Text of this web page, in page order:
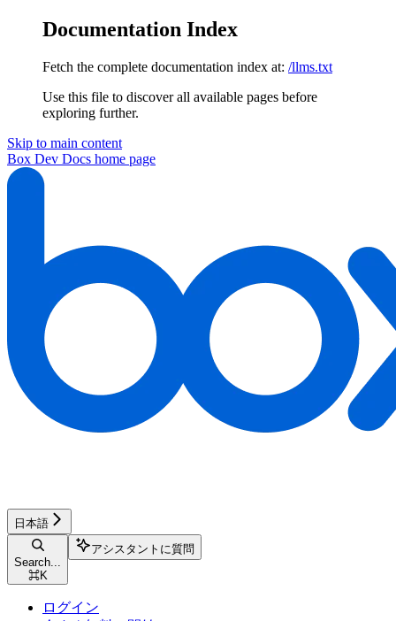
Documentation Index
Fetch the complete documentation index at: /llms.txt
Use this file to discover all available pages before
exploring further.
Skip to main content
Box Dev Docs home page
日本語
Search...
⌘K
アシスタントに質問
ログイン